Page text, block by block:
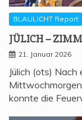
BLAULICHT Report
JÜLICH –
21. Januar 2026
Jülich (ots)
konnte die